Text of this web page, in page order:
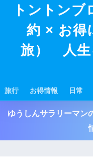
トントン
約 × お得
旅） 人生
旅行 お得情報 日常
ゆうしんサラリーマン